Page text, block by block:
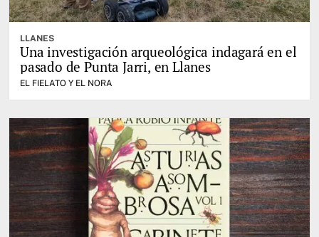
LLANES
Una investigación arqueológica indagará en el
pasado de Punta Jarri, en Llanes
EL FIELATO Y EL NORA